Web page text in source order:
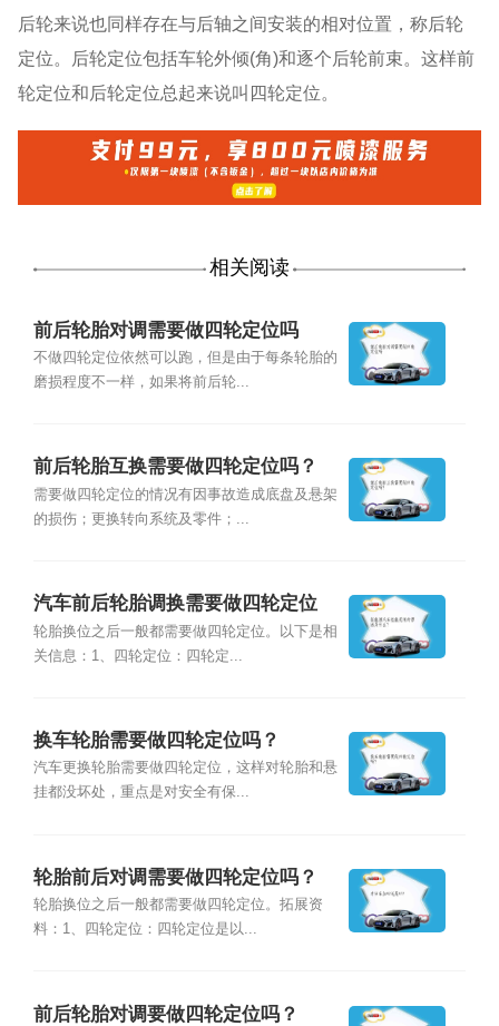
后轮来说也同样存在与后轴之间安装的相对位置，称后轮
定位。后轮定位包括车轮外倾(角)和逐个后轮前束。这样前
轮定位和后轮定位总起来说叫四轮定位。
相关阅读
前后轮胎对调需要做四轮定位吗
不做四轮定位依然可以跑，但是由于每条轮胎的
磨损程度不一样，如果将前后轮...
前后轮胎互换需要做四轮定位吗？
需要做四轮定位的情况有因事故造成底盘及悬架
的损伤；更换转向系统及零件；...
汽车前后轮胎调换需要做四轮定位
吗？
轮胎换位之后一般都需要做四轮定位。以下是相
关信息：1、四轮定位：四轮定...
换车轮胎需要做四轮定位吗？
汽车更换轮胎需要做四轮定位，这样对轮胎和悬
挂都没坏处，重点是对安全有保...
轮胎前后对调需要做四轮定位吗？
轮胎换位之后一般都需要做四轮定位。拓展资
料：1、四轮定位：四轮定位是以...
前后轮胎对调要做四轮定位吗？